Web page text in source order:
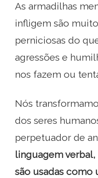
As armadilhas
infligem são
perniciosas do
agressões e
nos fazem ou
Nós
dos seres
perpetuador de
linguagem verbal,
são usadas